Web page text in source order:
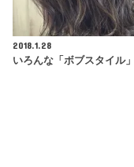
2018.1.28
いろんな「ボブスタイル